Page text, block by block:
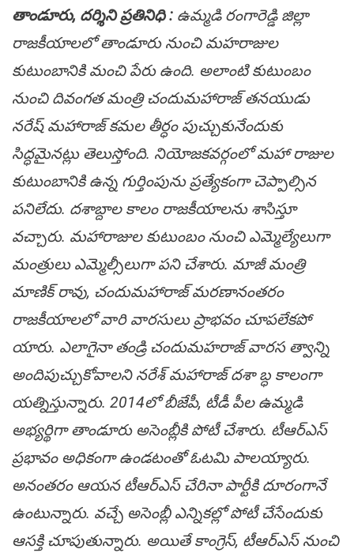
తాండూరు, ద‌ర్శిని ప్ర‌తినిధి : ఉమ్మ‌డి రంగారెడ్డి జిల్లా
రాజ‌కీయాల‌లో తాండూరు నుంచి మ‌హ‌రాజుల
కుటుంబానికి మంచి పేరు ఉంది. అలాంటి కుటుంబం
నుంచి దివంగత మంత్రి చందుమహారాజ్ తనయుడు
నరేష్ మ‌హారాజ్ క‌మ‌ల‌ తీర్ధం పుచ్చుకునేందుకు
సిద్ధమైన‌ట్లు తెలుస్తోంది. నియోజకవర్గంలో మహా రాజుల
కుటుంబానికి ఉన్న గుర్తింపును ప్ర‌త్యేకంగా చెప్పాల్సిన
ప‌నిలేదు. దశాబ్దాల కాలం రాజకీయాలను శాసిస్తూ
వచ్చారు. మహారాజుల కుటుంబం నుంచి ఎమ్మెల్యేలుగా
మంత్రులు ఎమ్మెల్సీలుగా పని చేశారు. మాజీ మంత్రి
మాణిక్ రావు, చందుమహారాజ్ మరణానంతరం
రాజకీయాల‌లో వారి వార‌సులు ప్రాభవం చూపలేకపో
యారు. ఎలాగైనా తండ్రి చందుమహరాజ్ వారస త్వాన్ని
అందిపుచ్చుకోవాలని నరేశ్ మహారాజ్ దశా బ్ధ కాలంగా
యత్నిస్తున్నారు. 2014లో బీజేపీ, టీడీ పీల ఉమ్మడి
అభ్యర్థిగా తాండూరు అసెంబ్లీకి పోటీ చేశారు. టీఆర్ఎస్
ప్రభావం అధికంగా ఉండటంతో ఓటమి పాలయ్యారు.
అనంతరం ఆయన టీఆర్ఎస్ చేరినా పార్టీకి దూరంగానే
ఉంటున్నారు. వ‌చ్చే అసెంబ్లీ ఎన్నిక‌ల్లో పోటీ చేసేందుకు
ఆస‌క్తి చూపుతున్నారు. అయితే కాంగ్రెస్, టీఆర్ఎస్ నుంచి